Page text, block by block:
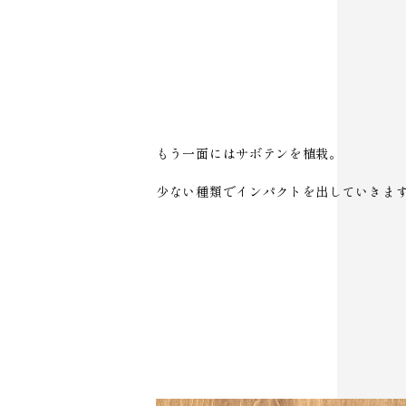
もう一面にはサボテンを植栽。
少ない種類でインパクトを出していきま